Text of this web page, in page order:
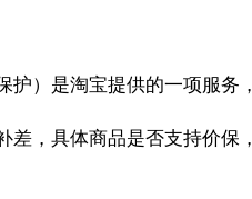
护）是淘宝提供的一项服
差，具体商品是否支持价保